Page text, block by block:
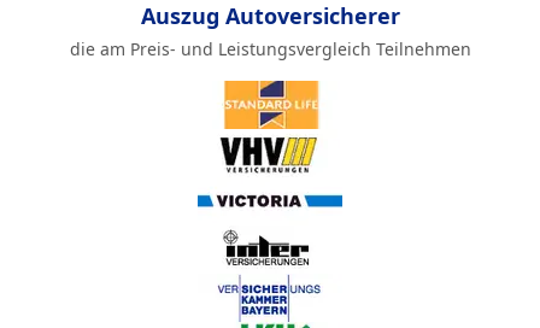
Auszug Autoversicherer
die am Preis- und Leistungsvergleich Teilnehmen